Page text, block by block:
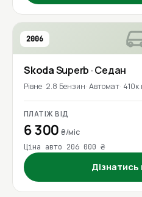
2006
SkodaSuperb · Седан
Рівне 2.8 Бензин Автомат 410к
ПЛАТІЖ ВІД
6 300₴/міс
Ціна авто 206 000 ₴
Дізнатись